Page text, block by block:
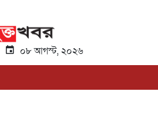
০৮ আগস্ট, ২০২৬